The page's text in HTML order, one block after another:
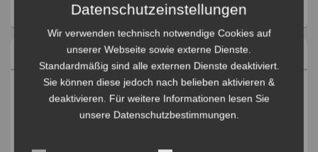
Jugend G(1)
März 2026(1)
November 2025(1)
(1)
Datenschutzeinstellungen
Wir verwenden technisch notwendige Cookies auf
unserer Webseite sowie externe Dienste.
Standardmäßig sind alle externen Dienste deaktiviert.
Sie können diese jedoch nach belieben aktivieren &
deaktivieren. Für weitere Informationen lesen Sie
unsere Datenschutzbestimmungen.